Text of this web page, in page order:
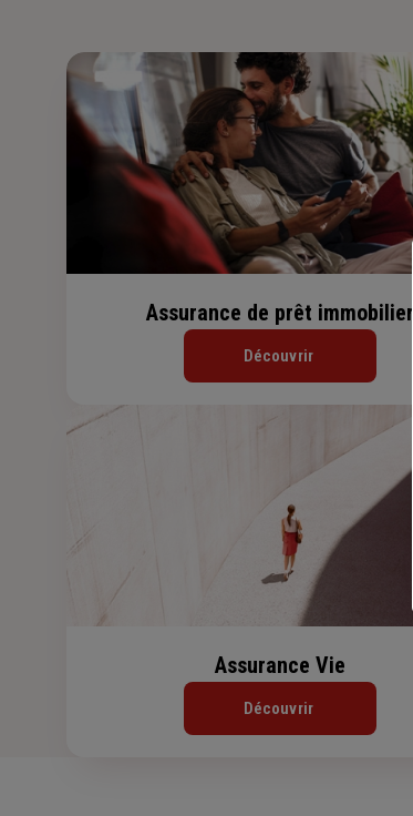
Assurance de prêt immobilier
Découvrir
Assurance Vie
Découvrir